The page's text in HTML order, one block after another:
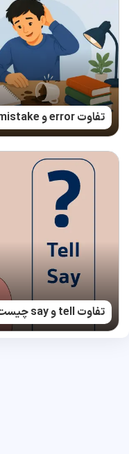
تفاوت error و mistake چیست؟
تفاوت tell و say چیست؟